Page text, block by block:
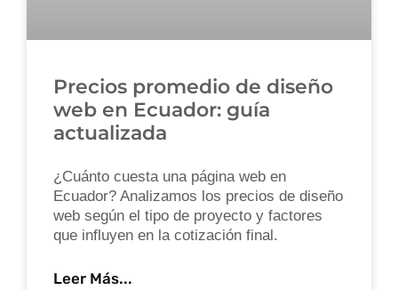
Precios promedio de diseño
web en Ecuador: guía
actualizada
¿Cuánto cuesta una página web en
Ecuador? Analizamos los precios de diseño
web según el tipo de proyecto y factores
que influyen en la cotización final.
Leer Más...